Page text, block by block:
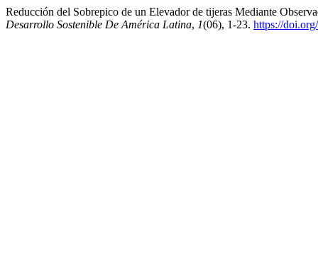
Reducción del Sobrepico de un Elevador de tijeras Mediante
Desarrollo Sostenible De América Latina, 1(06), 1-23. https://